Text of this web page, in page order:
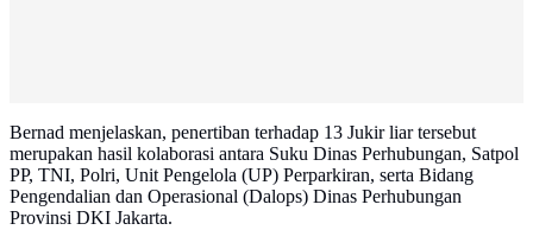
Bernad menjelaskan, penertiban terhadap 13 Jukir liar tersebut
merupakan hasil kolaborasi antara Suku Dinas Perhubungan, Satpol
PP, TNI, Polri, Unit Pengelola (UP) Perparkiran, serta Bidang
Pengendalian dan Operasional (Dalops) Dinas Perhubungan
Provinsi DKI Jakarta.